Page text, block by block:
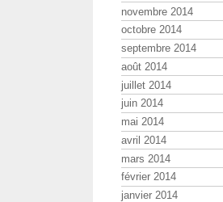
novembre 2014
octobre 2014
septembre 2014
août 2014
juillet 2014
juin 2014
mai 2014
avril 2014
mars 2014
février 2014
janvier 2014